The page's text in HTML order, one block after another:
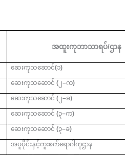
အထူးကုဘာသာရပ်/ဌာန
ဆေးကုသဆောင်(၁)
ဆေးကုသဆောင် ( ၂–က)
ဆေးကုသဆောင် ( ၂–ခ)
ဆေးကုသဆောင် (၃–က)
ဆေးကုသဆောင် (၃–ခ)
အပူပိုင်းနှင့်ကူးစက်ရောဂါကုဌာန